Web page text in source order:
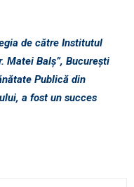
de către Institutul
Matei Balş”, Bucureşti
Publică din
a fost un succes